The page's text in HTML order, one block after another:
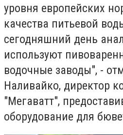
уровня европейских
качества питьевой
сегодняшний день
используют
водочные заводы", -
Наливайко, директор
"Мегаватт",
оборудование для